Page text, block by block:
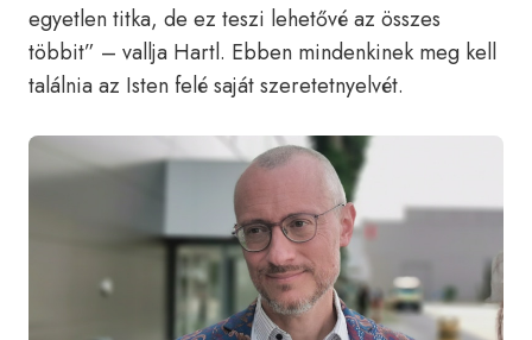
egyetlen titka, de ez teszi lehetővé az összes
többit” – vallja Hartl. Ebben mindenkinek meg kell
találnia az Isten felé saját szeretetnyelvét.